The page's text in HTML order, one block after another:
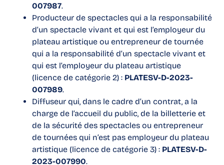
007987.
Producteur de spectacles qui a la responsabilité
d’un spectacle vivant et qui est l’employeur du
plateau artistique ou entrepreneur de tournée
qui a la responsabilité d’un spectacle vivant et
qui est l’employeur du plateau artistique
(licence de catégorie 2) : PLATESV-D-2023-
007989.
Diffuseur qui, dans le cadre d’un contrat, a la
charge de l’accueil du public, de la billetterie et
de la sécurité des spectacles ou entrepreneur
de tournées qui n’est pas employeur du plateau
artistique (licence de catégorie 3) : PLATESV-D-
2023-007990.